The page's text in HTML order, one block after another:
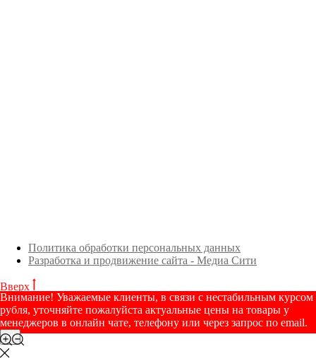
Политика обработки персональных данных
Разработка и продвижение сайта - Медиа Сити
Вверх
Внимание! Уважаемые клиенты, в связи с нестабильным курсом
рубля, уточняйте пожалуйста актуальные цены на товары у
менеджеров в онлайн чате, телефону или через запрос по email.